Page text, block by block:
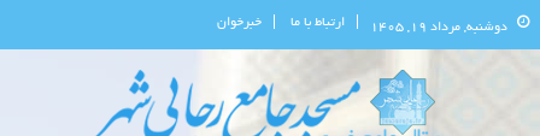
دوشنبه, مرداد ۱۹, ۱۴۰۵ ارتباط با ما خبرخوان